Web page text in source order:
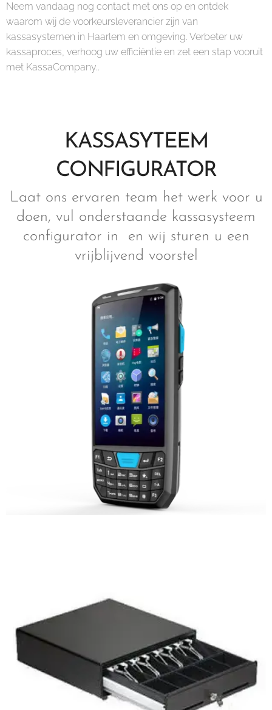
Neem vandaag nog contact met ons op en ontdek
waarom wij de voorkeursleverancier zijn van
kassasystemen in Haarlem en omgeving. Verbeter uw
kassaproces, verhoog uw efficiëntie en zet een stap vooruit
met KassaCompany..
KASSASYTEEM
CONFIGURATOR
Laat ons ervaren team het werk voor u
doen, vul onderstaande kassasysteem
configurator in en wij sturen u een
vrijblijvend voorstel